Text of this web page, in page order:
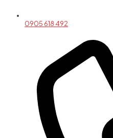
0905 618 492